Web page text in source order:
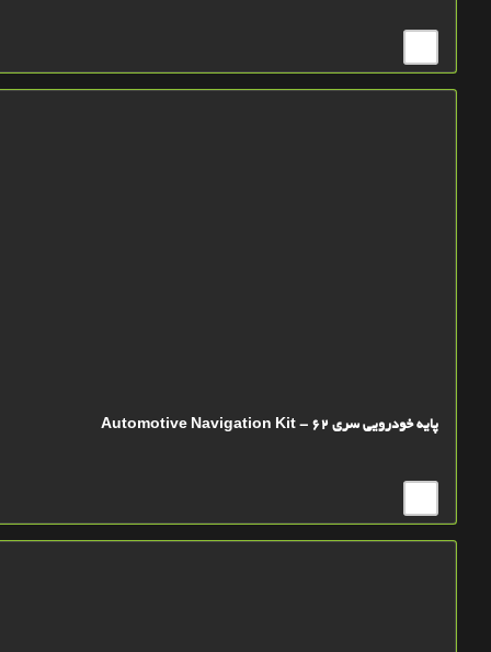
پايه خودرويي سري 62 - Automotive Navigation Kit